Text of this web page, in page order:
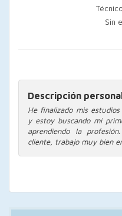
Sin
Descripción
He finalizado mis
y estoy buscando mi
aprendiendo la
cliente, trabajo muy bien